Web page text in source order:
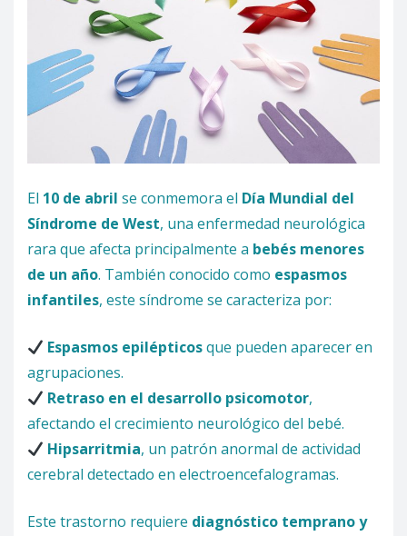
El 10 de abril se conmemora el Día Mundial del
Síndrome de West, una enfermedad neurológica
rara que afecta principalmente a bebés menores
de un año. También conocido como espasmos
infantiles, este síndrome se caracteriza por:
Espasmos epilépticosque pueden aparecer en
agrupaciones.
Retraso en el desarrollo psicomotor,
afectando el crecimiento neurológico del bebé.
Hipsarritmia, un patrón anormal de actividad
cerebral detectado en electroencefalogramas.
Este trastorno requiere diagnóstico temprano y